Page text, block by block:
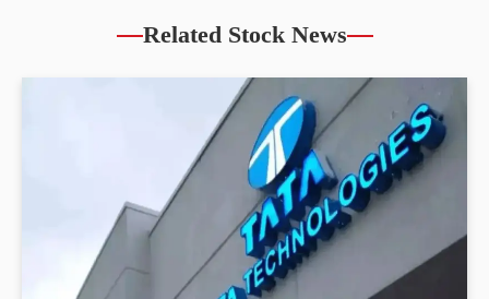
Related Stock News